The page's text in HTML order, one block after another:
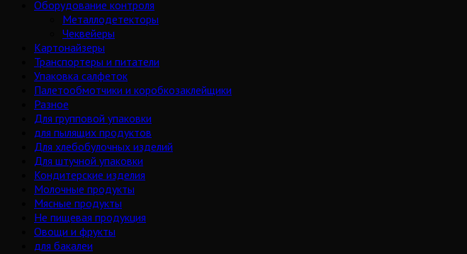
Оборудование контроля
Металлодетекторы
Чеквейеры
Картонайзеры
Транспортеры и питатели
Упаковка салфеток
Палетообмотчики и коробкозаклейщики
Разное
Для групповой упаковки
для пылящих продуктов
Для хлебобулочных изделий
Для штучной упаковки
Кондитерские изделия
Молочные продукты
Мясные продукты
Не пищевая продукция
Овощи и фрукты
для бакалеи